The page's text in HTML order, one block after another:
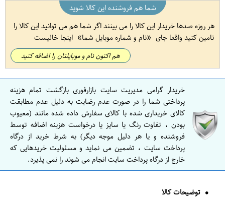
شما هم فروشنده این کالا شوید
هر روزه صدها خریدار این کالا را می بینند اگر شما هم می توانید این کالا را
تامین کنید واقعا جای
نام و شماره موبایل شما اینجا خالیست
هم اکنون نام و موبایلتان را اضافه کنید
خریدار گرامی مدیریت سایت بازارفوری بازگشت تمام هزینه
پرداختی شما را در صورت عدم رضایت به دلیل عدم مطابقت
کالای خریداری شده با کالای سفارش داده شده مانند (معیوب
بودن ، تفاوت رنگ یا سایز یا درخواست هزینه اضافه توسط
فروشنده و یا هر دلیل موجه دیگر) به شرط خرید از درگاه
پرداخت سایت ، تضمین می نماید و مسئولیت خریدهایی که
خارج از درگاه پرداخت سایت انجام می شوند را نمی پذیرد.
توضیحات کالا